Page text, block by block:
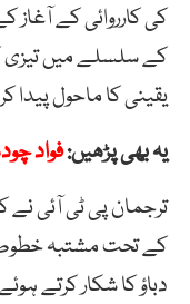
کی کارروائی کے
کے سلسلے میں تیزی
یقینی کا ماحول پیدا
یہ بھی پڑھیں:فواد
ترجمان پی ٹی آئی
کے تحت مشتبہ خطوط
دباؤ کا شکار کرتے